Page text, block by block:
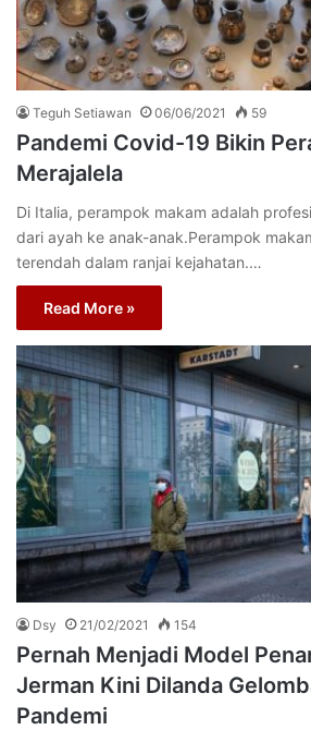
Teguh Setiawan 06/06/2021 59
Pandemi Covid-19 Bikin
Merajalela
Di Italia, perampok makam adalah
dari ayah ke anak-anak.Perampok
terendah dalam ranjai kejahatan.…
Read More »
Dsy 21/02/2021 154
Pernah Menjadi Model
Jerman Kini Dilanda
Pandemi